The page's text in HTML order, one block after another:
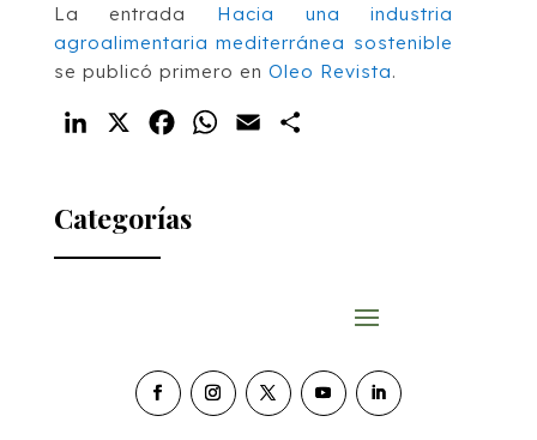
La entrada Hacia una industria
agroalimentaria mediterránea sostenible
se publicó primero en Oleo Revista.
LinkedIn FacebookWhatsApp
Email
Categorías